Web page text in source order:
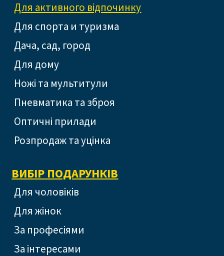
Для активного відпочинку
Для спорта и туризма
Дача, сад, город
Для дому
Ножі та мультитули
Пневматика та зброя
Оптичні прилади
Розпродаж та уцінка
ВИБІР ПОДАРУНКІВ
Для чоловіків
Для жінок
За професіями
За інтересами